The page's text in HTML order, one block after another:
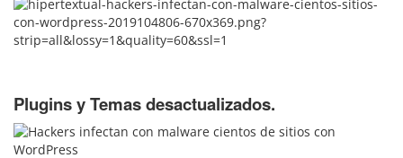
Plugins y Temas desactualizados.